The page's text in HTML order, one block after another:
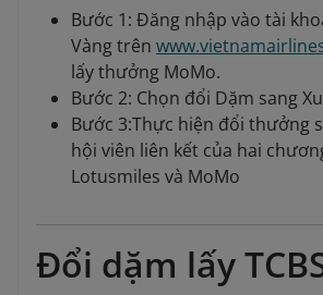
Bước 1: Đăng nhập vào tài
Vàng trên
lấy thưởng MoMo.
Bước 2: Chọn đổi Dặm sang
Bước 3:Thực hiện đổi thưởng
hội viên liên kết của hai
Lotusmiles và MoMo
Đổi dặm lấy